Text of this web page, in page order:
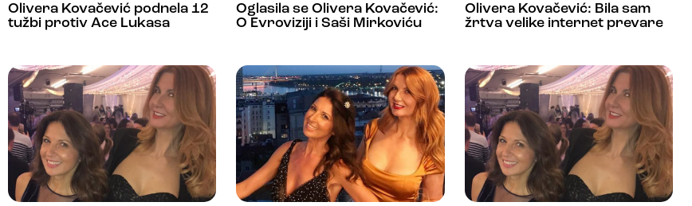
Olivera Kovačević podnela 12
tužbi protiv Ace Lukasa
Oglasila se Olivera Kovačević:
O Evroviziji i Saši Mirkoviću
Olivera Kovačević: Bila sam
žrtva velike internet prevare